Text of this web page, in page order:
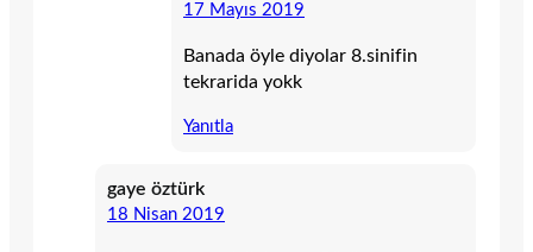
17 Mayıs 2019
Banada öyle diyolar 8.sinifin
tekrarida yokk
Yanıtla
gaye öztürk
18 Nisan 2019